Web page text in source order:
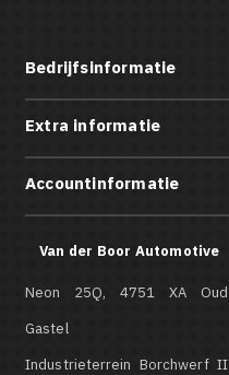
Bedrijfsinformatie
Extra informatie
Accountinformatie
Van der Boor Automotive
Neon 25Q, 4751 XA Oud
Gastel
Industrieterrein Borchwerf II